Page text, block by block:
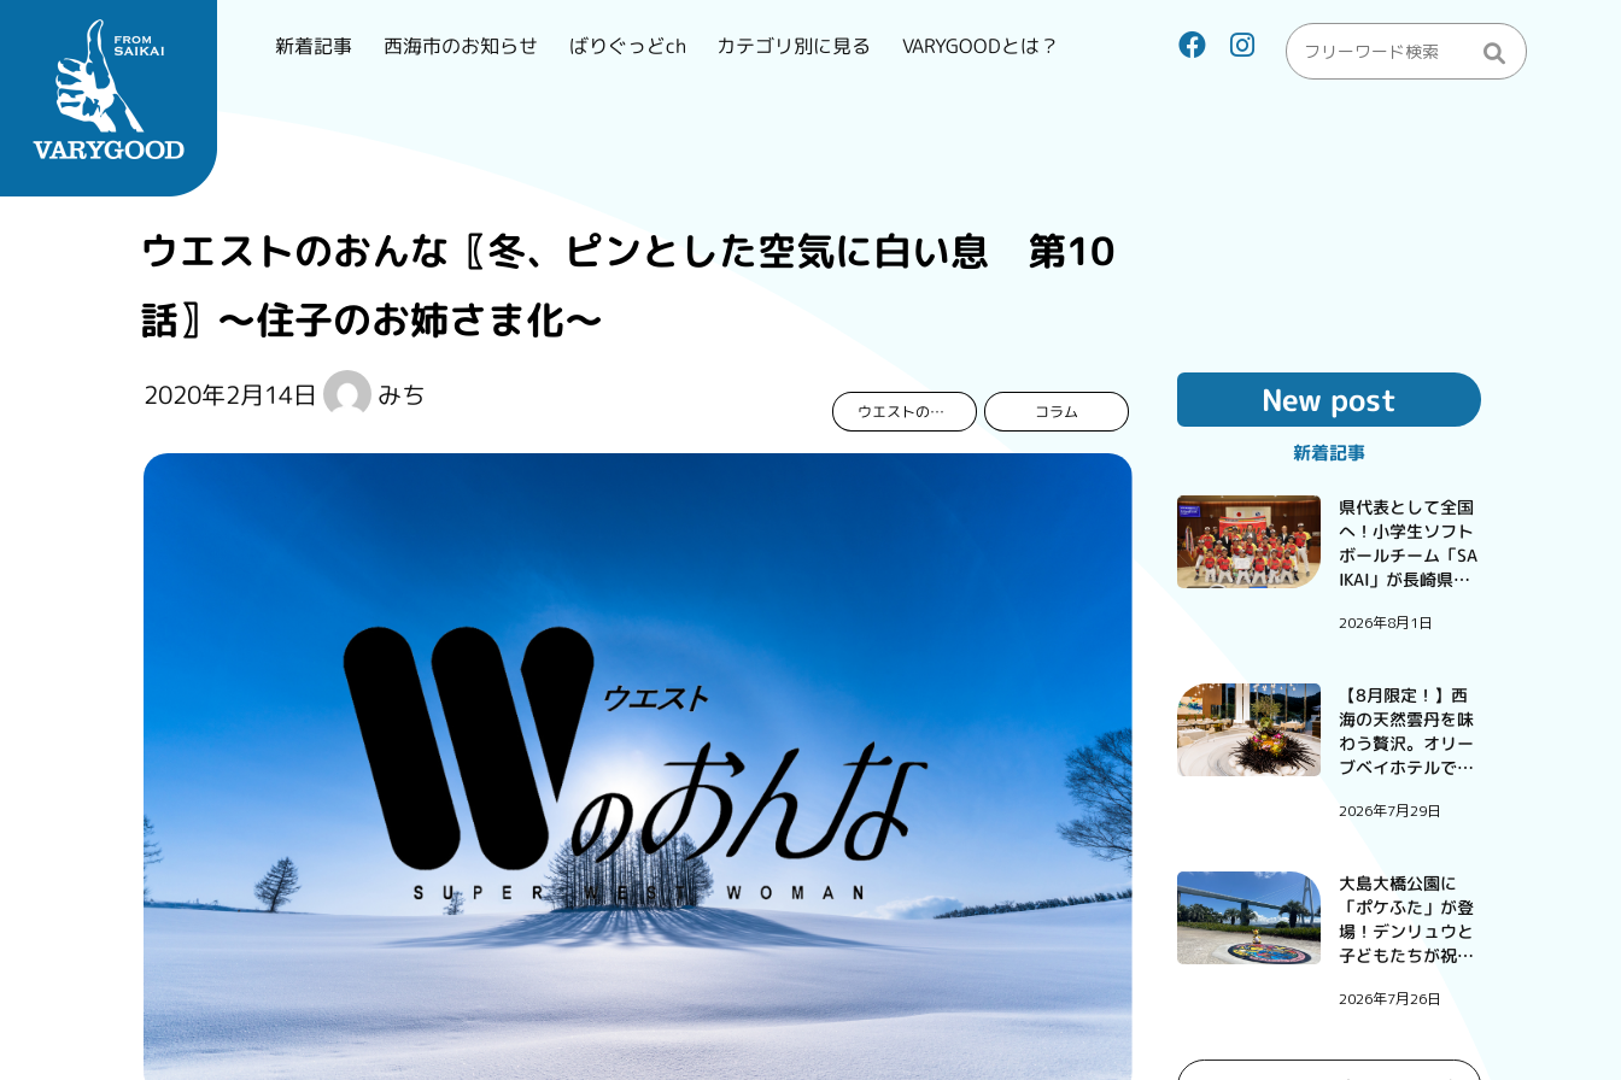
長崎で一番刺さるロー
新着記事 西海市のお知らせ ばりぐっどch カテゴリ別に見る VARYGOODとは？
ウエストのおんな〖冬、ピンとした空気に白い息 第10
話〗～住子のお姉さま化～
2020年2月14日 みち
ウエストのおんな コラム New post
新着記事
県代表として全国
へ！小学生ソフト
ボールチーム「SA
IKAI」が長崎県予
2026年8月1日
【8月限定！】西
海の天然雲丹を味
わう贅沢。オリー
ブベイホテルで過
の特別な一夜。
2026年7月29日
大島大橋公園に
「ポケふた」が登
場！デンリュウと
子どもたちが祝っ
2026年7月26日